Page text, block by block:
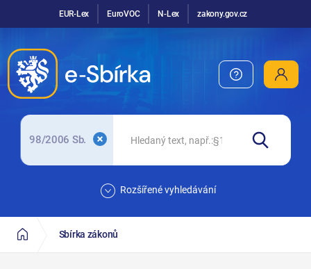
EUR-Lex EuroVOC N-Lex zakony.gov.cz
98/2006 Sb.
Rozšířené vyhledávání
Sbírka zákonů